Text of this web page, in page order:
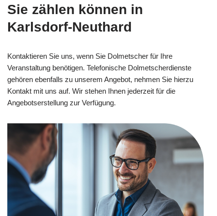
Sie zählen können in
Karlsdorf-Neuthard
Kontaktieren Sie uns, wenn Sie Dolmetscher für Ihre
Veranstaltung benötigen. Telefonische Dolmetscherdienste
gehören ebenfalls zu unserem Angebot, nehmen Sie hierzu
Kontakt mit uns auf. Wir stehen Ihnen jederzeit für die
Angebotserstellung zur Verfügung.